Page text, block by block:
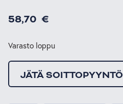
58,70 €
Varasto loppu
JÄTÄ SOITTOPYYNTÖ